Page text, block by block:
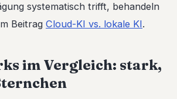
systematisch trifft, behandeln
Beitrag Cloud-KI vs. lokale KI.
im Vergleich: stark,